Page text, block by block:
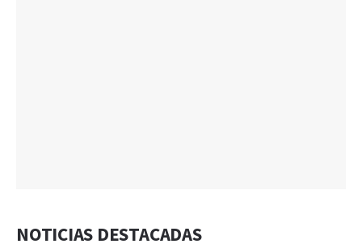
NOTICIAS DESTACADAS